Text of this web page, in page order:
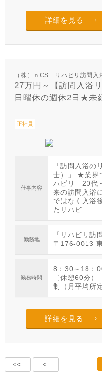
詳細を見る
（株）ｎCS リハビリ訪問入
27万円～【訪問入浴
日曜休の週休2日★未
正社員
仕事内容
「訪問入浴の
士）」 ★業界
ハビリ 20代
来の訪問入浴
ではなく入浴
たリハビ...
勤務地
「リハビリ
〒176-0013
勤務時間
8：30～18：
（休憩60分
制（月平均所
詳細を見る
<< <